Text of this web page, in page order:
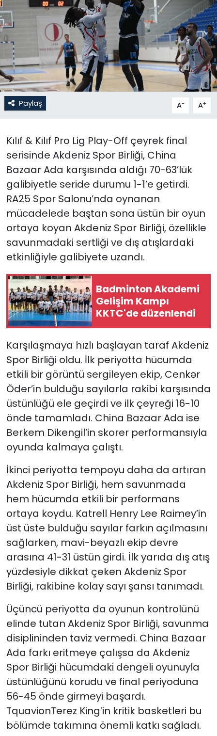
Paylaş A- A+
Kılıf & Kılıf Pro Lig Play-Off çeyrek final
serisinde Akdeniz Spor Birliği, China
Bazaar Ada karşısında aldığı 70-63’lük
galibiyetle seride durumu 1-1’e getirdi.
RA25 Spor Salonu’nda oynanan
mücadelede baştan sona üstün bir oyun
ortaya koyan Akdeniz Spor Birliği, özellikle
savunmadaki sertliği ve dış atışlardaki
etkinliğiyle galibiyete uzandı.
Badminton Akademi
Gelişim Kampı
KKTC'de düzenlendi
Karşılaşmaya hızlı başlayan taraf Akdeniz
Spor Birliği oldu. İlk periyotta hücumda
etkili bir görüntü sergileyen ekip, Cenkər
Öder’in bulduğu sayılarla rakibi karşısında
üstünlüğü ele geçirdi ve ilk çeyreği 16-10
önde tamamladı. China Bazaar Ada ise
Berkem Dikengil’in skorer performansıyla
oyunda kalmaya çalıştı.
İkinci periyotta tempoyu daha da artıran
Akdeniz Spor Birliği, hem savunmada
hem hücumda etkili bir performans
ortaya koydu. Katrell Henry Lee Raimey’in
üst üste bulduğu sayılar farkın açılmasını
sağlarken, mavi-beyazlı ekip devre
arasına 41-31 üstün girdi. İlk yarıda dış atış
yüzdesiyle dikkat çeken Akdeniz Spor
Birliği, rakibine kolay sayı şansı tanımadı.
Üçüncü periyotta da oyunun kontrolünü
elinde tutan Akdeniz Spor Birliği, savunma
disiplininden taviz vermedi. China Bazaar
Ada farkı eritmeye çalışsa da Akdeniz
Spor Birliği hücumdaki dengeli oyunuyla
üstünlüğünü korudu ve final periyoduna
56-45 önde girmeyi başardı.
TquavionTerez King’in kritik basketleri bu
bölümde takımına önemli katkı sağladı.
Moda
Nöbetçi Eczaneler
Otomobil Dünyası
Politika
SAĞLIK
Teknoloji
TÜRKiYE
Video Galeri
YAŞAM
Yazarlar